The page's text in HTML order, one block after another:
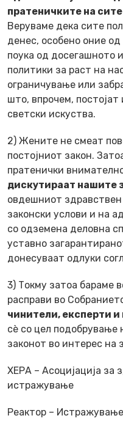
пратеничките на
Веруваме дека сите
денес, особено оние
поука од досегашното
политики за раст на
ограничување или
што, впрочем, постојат
светски искуства.
2) Жените не смеат
постојниот закон.
пратенички
дискутираат нашите
овдешниот
законски услови и на
со одземена деловна
уставно
донесуваат одлуки
3) Токму затоа бараме
расправи во
чинители, експерти
сѐ со цел подобрување
законот во интерес на
ХЕРА – Асоцијација за
истражување
Реактор – Истражување